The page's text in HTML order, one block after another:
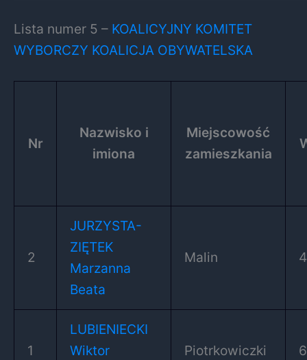
Lista numer 5 – KOALICYJNY KOMITET
WYBORCZY KOALICJA OBYWATELSKA
Nr
Nazwisko i
imiona
Miejscowość
zamieszkania
2
JURZYSTA-
ZIĘTEK
Marzanna
Beata
Malin
1
LUBIENIECKI
Wiktor
Piotrkowiczki